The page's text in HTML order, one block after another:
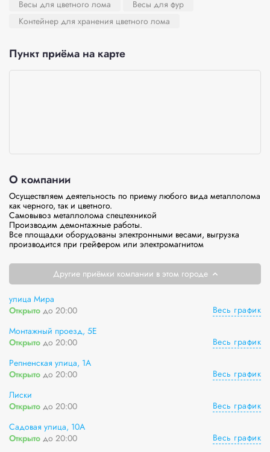
Весы для цветного лома
Весы для фур
Контейнер для хранения цветного лома
Пункт приёма на карте
О компании
Осуществляем деятельность по приему любого вида металлолома
как черного, так и цветного.
Самовывоз металлолома спецтехникой
Производим демонтажные работы.
Все площадки оборудованы электронными весами, выгрузка
производится при грейфером или электромагнитом
Другие приёмки компании в этом городе
улица Мира
Открыто до 20:00
Весь график
Монтажный проезд, 5Е
Открыто до 20:00
Весь график
Репненская улица, 1А
Открыто до 20:00
Весь график
Лиски
Открыто до 20:00
Весь график
Садовая улица, 10А
Открыто до 20:00
Весь график